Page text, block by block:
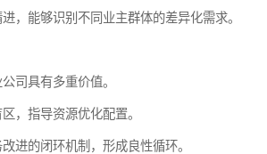
，能够识别不同业主群体的差异化需求。
司具有多重价值。
，指导资源优化配置。
进的闭环机制，形成良性循环。